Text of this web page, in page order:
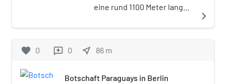
eine rund 1100 Meter lange
Berlin-Charlottenburg
Wilmersdorf), die nach dem
Karl August von Hardenberg
navigate_next
favorite 0 reviews 0 near_me 86 m
Botschaft Paraguays in Berlin